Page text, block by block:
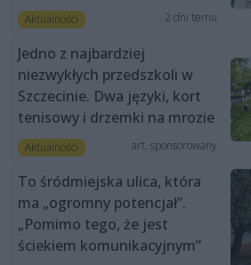
Aktualności 2 dni temu
Jedno z najbardziej
niezwykłych przedszkoli w
Szczecinie. Dwa języki, kort
tenisowy i drzemki na mrozie
Aktualności art. sponsorowany
To śródmiejska ulica, która
ma „ogromny potencjał”.
„Pomimo tego, że jest
ściekiem komunikacyjnym”